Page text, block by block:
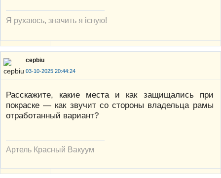
Я рухаюсь, значить я існую!
cepbiu
03-10-2025 20:44:24
Расскажите, какие места и как защищались при
покраске — как звучит со стороны владельца рамы
отработанный вариант?
Артель Красный Вакуум